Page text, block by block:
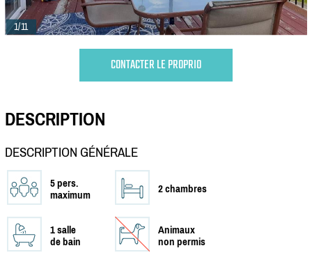
1/11
CONTACTER LE PROPRIO
DESCRIPTION
DESCRIPTION GÉNÉRALE
5 pers.
maximum
2 chambres
1 salle
de bain
Animaux
non permis